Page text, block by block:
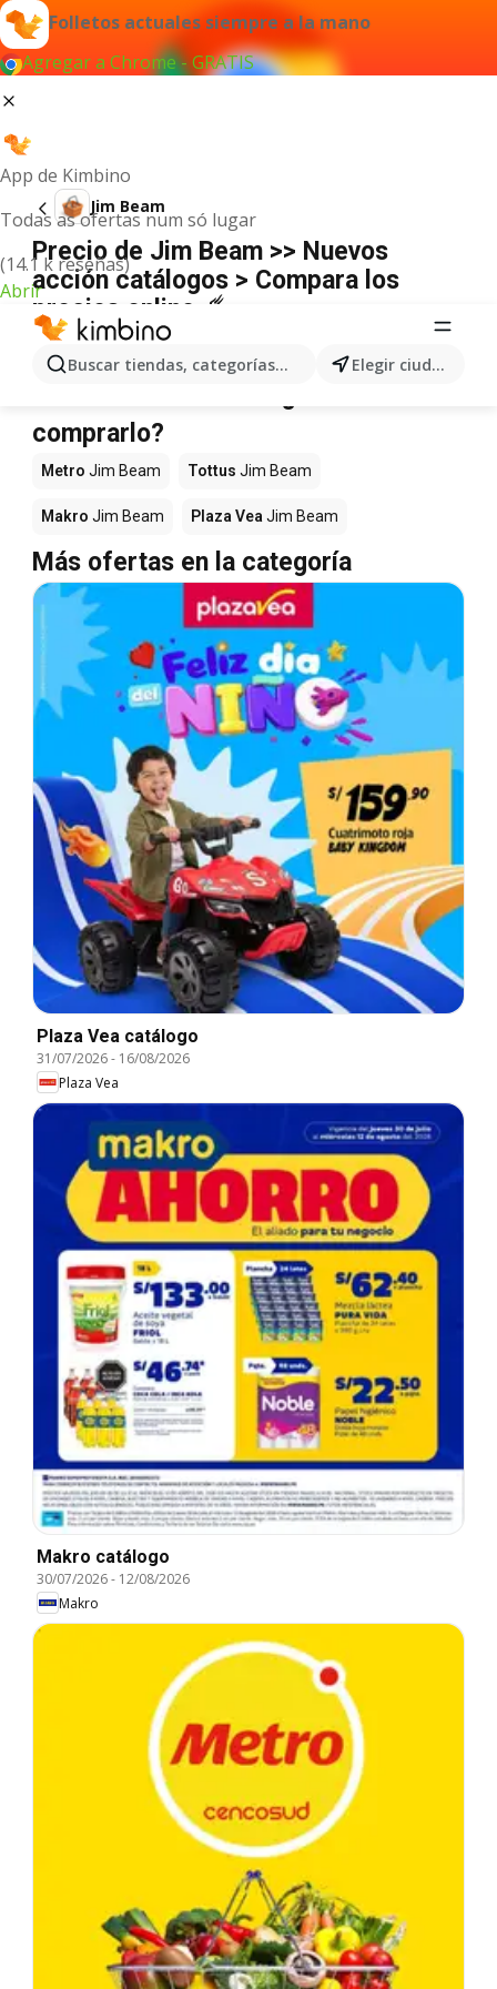
Folletos actuales siempre a la mano
Agregar a Chrome - GRATIS
App de Kimbino
Todas as ofertas num só lugar
(14.1 k reseñas)
Abrir
Buscar tiendas, categorías, productos... Elegir ciudad
Jim Beam
Precio de Jim Beam >> Nuevos
acción catálogos > Compara los
precios online ☄️
No hemos encontrado resultados para este
término.
comprarlo?
Metro Jim Beam Tottus Jim Beam
Makro Jim Beam Plaza Vea Jim Beam
Más ofertas en la categoría
Plaza Vea catálogo
31/07/2026- 16/08/2026
Plaza Vea
Makro catálogo
30/07/2026- 12/08/2026
Makro